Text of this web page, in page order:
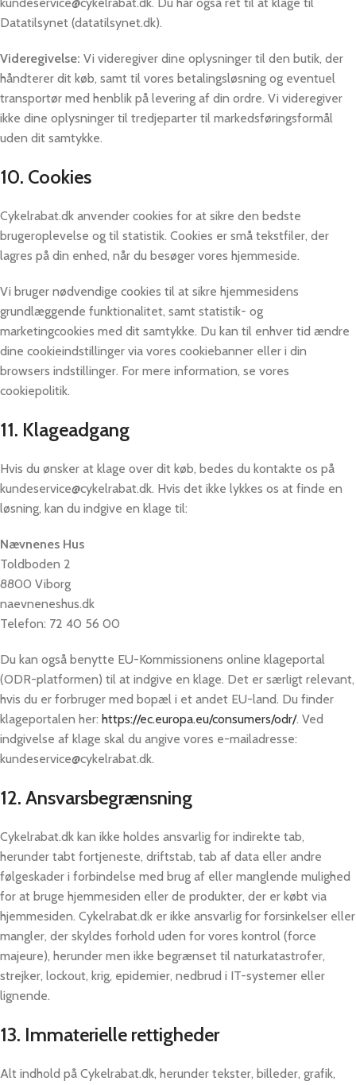
Datatilsynet (datatilsynet.dk).
Videregivelse: Vi videregiver dine oplysninger til den butik, der
håndterer dit køb, samt til vores betalingsløsning og eventuel
transportør med henblik på levering af din ordre. Vi videregiver
ikke dine oplysninger til tredjeparter til markedsføringsformål
uden dit samtykke.
10. Cookies
Cykelrabat.dk anvender cookies for at sikre den bedste
brugeroplevelse og til statistik. Cookies er små tekstfiler, der
lagres på din enhed, når du besøger vores hjemmeside.
Vi bruger nødvendige cookies til at sikre hjemmesidens
grundlæggende funktionalitet, samt statistik- og
marketingcookies med dit samtykke. Du kan til enhver tid ændre
dine cookieindstillinger via vores cookiebanner eller i din
browsers indstillinger. For mere information, se vores
cookiepolitik.
11. Klageadgang
Hvis du ønsker at klage over dit køb, bedes du kontakte os på
kundeservice@cykelrabat.dk. Hvis det ikke lykkes os at finde en
løsning, kan du indgive en klage til:
Nævnenes Hus
Toldboden 2
8800 Viborg
naevneneshus.dk
Telefon: 72 40 56 00
Du kan også benytte EU-Kommissionens online klageportal
(ODR-platformen) til at indgive en klage. Det er særligt relevant,
hvis du er forbruger med bopæl i et andet EU-land. Du finder
klageportalen her: https://ec.europa.eu/consumers/odr/. Ved
indgivelse af klage skal du angive vores e-mailadresse:
kundeservice@cykelrabat.dk.
12. Ansvarsbegrænsning
Cykelrabat.dk kan ikke holdes ansvarlig for indirekte tab,
herunder tabt fortjeneste, driftstab, tab af data eller andre
følgeskader i forbindelse med brug af eller manglende mulighed
for at bruge hjemmesiden eller de produkter, der er købt via
hjemmesiden. Cykelrabat.dk er ikke ansvarlig for forsinkelser eller
mangler, der skyldes forhold uden for vores kontrol (force
majeure), herunder men ikke begrænset til naturkatastrofer,
strejker, lockout, krig, epidemier, nedbrud i IT-systemer eller
lignende.
13. Immaterielle rettigheder
Alt indhold på Cykelrabat.dk, herunder tekster, billeder, grafik,